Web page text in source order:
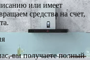
или имеет
средства на счет,
вы получаете полный